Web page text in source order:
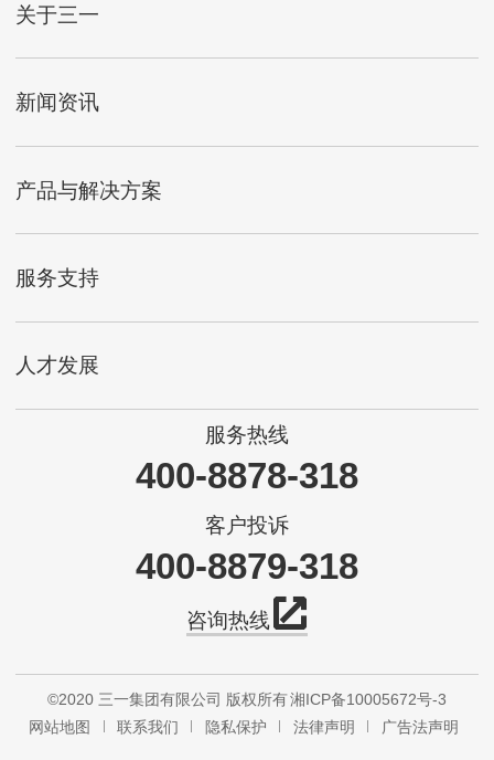
关于三一
新闻资讯
产品与解决方案
服务支持
人才发展
服务热线
400-8878-318
客户投诉
400-8879-318
咨询热线
©2020 三一集团有限公司 版权所有湘ICP备10005672号-3
网站地图
联系我们 隐私保护 法律声明 广告法声明